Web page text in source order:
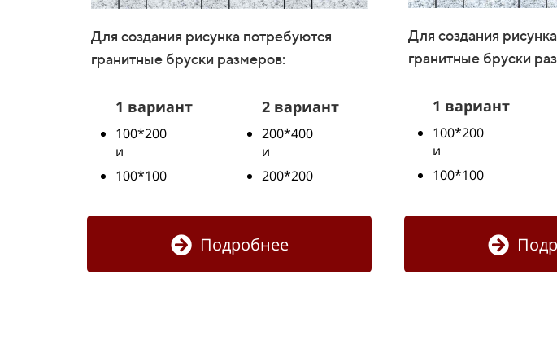
Для создания рисунка потребуются
гранитные бруски размеров:
1 вариант
100*200
и
100*100
2 вариант
200*400
и
200*200
Подробнее
Для создания
гранитные бруски
1 вариант
100*200
и
100*100